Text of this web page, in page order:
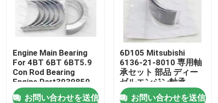
製品
ビデオ
わたしたち に つい て
工場 ツアー
Engine Main Bearing
For 4BT 6BT 6BT5.9
Con Rod Bearing
Engine Part3939859
3802070
お問い合わせを送信
6D105 Mitsubishi
6136-21-8010 専用軸
承セット 部品 ディー
ゼルエンジン軸承
お問い合わせを送信